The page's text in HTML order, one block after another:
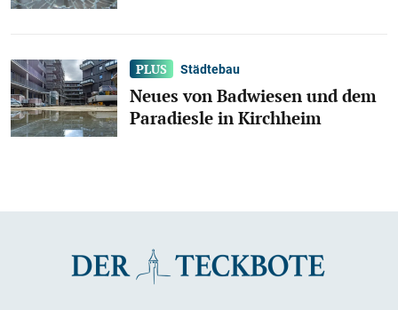
Städtebau
Neues von Badwiesen und dem
Paradiesle in Kirchheim